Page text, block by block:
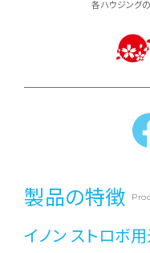
各ハウジング
製品の特徴
イノン ストロボ